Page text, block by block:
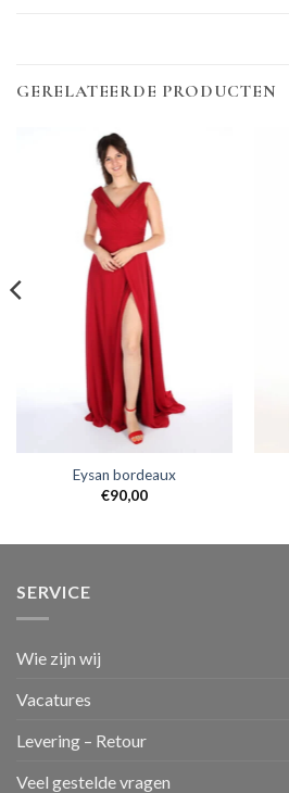
GERELATEERDE PRODUCTEN
Eysan bordeaux
€90,00
SERVICE
Wie zijn wij
Vacatures
Levering – Retour
Veel gestelde vragen